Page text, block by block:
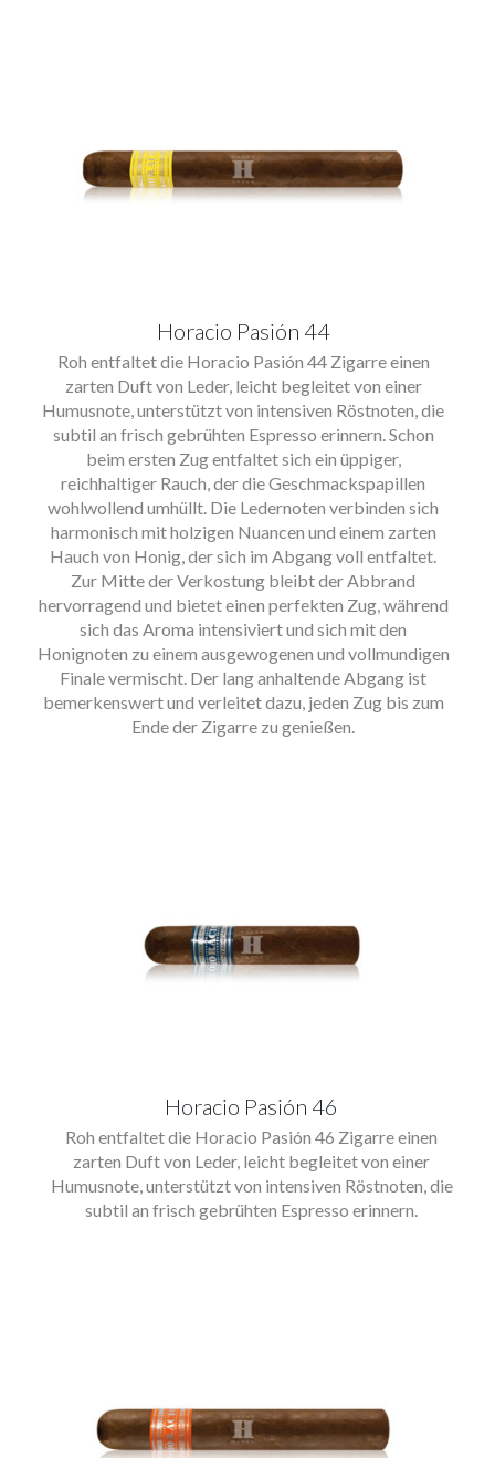
Horacio Pasión 44
Roh entfaltet die Horacio Pasión 44 Zigarre einen
zarten Duft von Leder, leicht begleitet von einer
Humusnote, unterstützt von intensiven Röstnoten, die
subtil an frisch gebrühten Espresso erinnern. Schon
beim ersten Zug entfaltet sich ein üppiger,
reichhaltiger Rauch, der die Geschmackspapillen
wohlwollend umhüllt. Die Ledernoten verbinden sich
harmonisch mit holzigen Nuancen und einem zarten
Hauch von Honig, der sich im Abgang voll entfaltet.
Zur Mitte der Verkostung bleibt der Abbrand
hervorragend und bietet einen perfekten Zug, während
sich das Aroma intensiviert und sich mit den
Honignoten zu einem ausgewogenen und vollmundigen
Finale vermischt. Der lang anhaltende Abgang ist
bemerkenswert und verleitet dazu, jeden Zug bis zum
Ende der Zigarre zu genießen.
Horacio Pasión 46
Roh entfaltet die Horacio Pasión 46 Zigarre einen
zarten Duft von Leder, leicht begleitet von einer
Humusnote, unterstützt von intensiven Röstnoten, die
subtil an frisch gebrühten Espresso erinnern.